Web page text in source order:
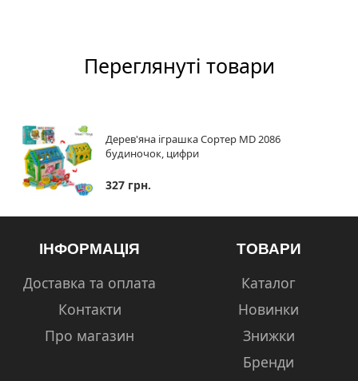
Переглянуті товари
Дерев'яна іграшка Сортер MD 2086
будиночок, цифри
327 грн.
ІНФОРМАЦІЯ
Доставка та оплата
Контакти
Про магазин
ТОВАРИ
Каталог
Новинки
Знижки
Бренди